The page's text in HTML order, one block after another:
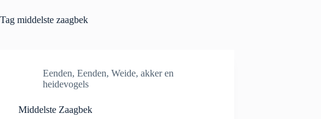
Tag middelste zaagbek
Eenden, Eenden, Weide, akker en
heidevogels
Middelste Zaagbek